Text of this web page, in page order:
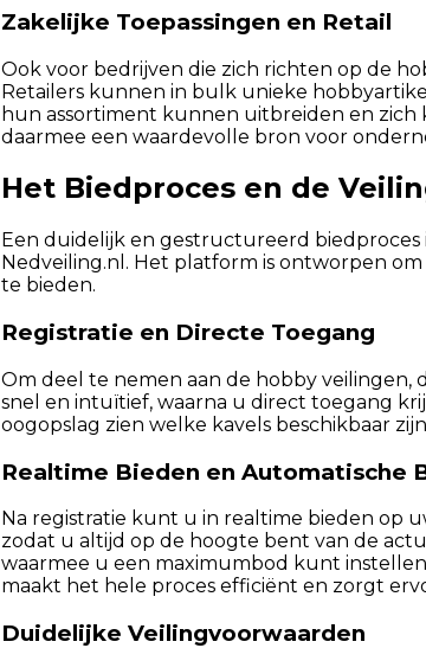
Zakelijke Toepassingen en Retail
Ook voor bedrijven die zich richten op de
Retailers kunnen in bulk unieke
hun assortiment kunnen uitbreiden en
daarmee een waardevolle bron voor
Het Biedproces en de
Een duidelijk en gestructureerd biedproces
Nedveiling.nl. Het platform is ontworpen
te bieden.
Registratie en Directe Toegang
Om deel te nemen aan de hobby veilingen,
snel en intuïtief, waarna u direct toegang
oogopslag zien welke kavels beschikbaar
Realtime Bieden en Automatische
Na registratie kunt u in realtime bieden op
zodat u altijd op de hoogte bent van de
waarmee u een maximumbod kunt
maakt het hele proces efficiënt en zorgt
Duidelijke Veilingvoorwaarden